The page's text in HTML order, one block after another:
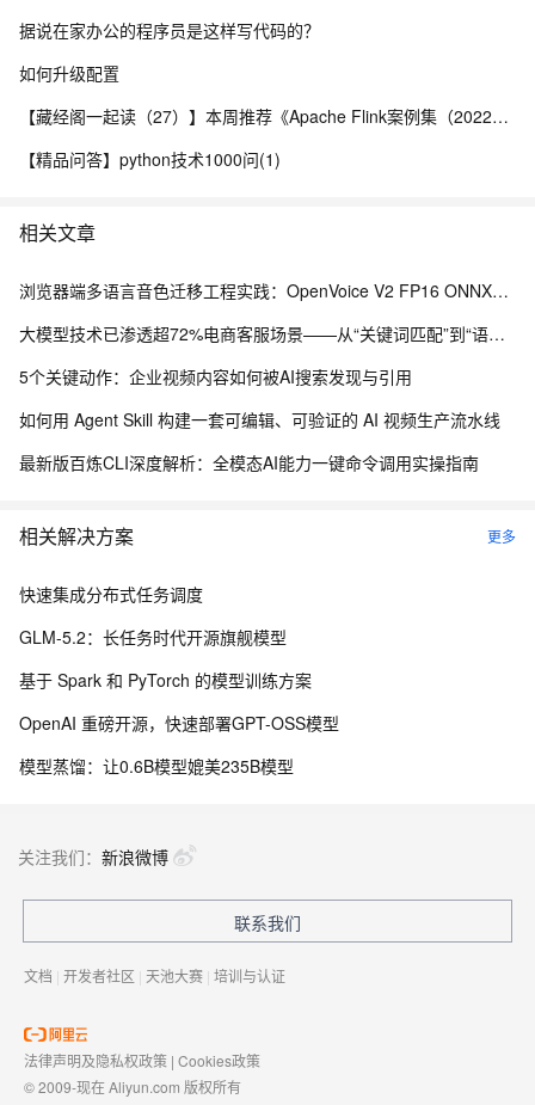
据说在家办公的程序员是这样写代码的？
如何升级配置
【藏经阁一起读（27）】本周推荐《Apache Flink案例集（2022版）》，你有哪些心得？
【精品问答】python技术1000问(1)
相关文章
浏览器端多语言音色迁移工程实践：OpenVoice V2 FP16 ONNX、WebGPU 与 ModelScope 模型分发
大模型技术已渗透超72%电商客服场景——从“关键词匹配”到“语义理解”的技术跃迁
5个关键动作：企业视频内容如何被AI搜索发现与引用
如何用 Agent Skill 构建一套可编辑、可验证的 AI 视频生产流水线
最新版百炼CLI深度解析：全模态AI能力一键命令调用实操指南
相关解决方案 更多
快速集成分布式任务调度
GLM-5.2：长任务时代开源旗舰模型
基于 Spark 和 PyTorch 的模型训练方案
OpenAI 重磅开源，快速部署GPT-OSS模型
模型蒸馏：让0.6B模型媲美235B模型
关注我们： 新浪微博
联系我们
文档 | 开发者社区 | 天池大赛 | 培训与认证
法律声明及隐私权政策 | Cookies政策
© 2009-现在 Aliyun.com 版权所有